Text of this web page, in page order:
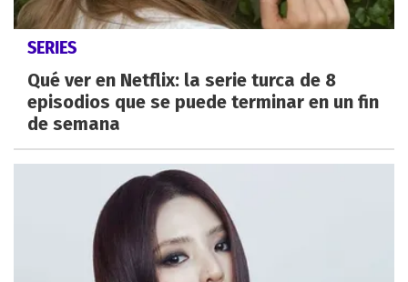
SERIES
Qué ver en Netflix: la serie turca de 8
episodios que se puede terminar en un fin
de semana